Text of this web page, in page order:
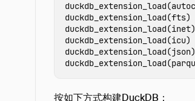
duckdb_extension_load(
duckdb_extension_load(fts)
duckdb_extension_load(inet)
duckdb_extension_load(icu)
duckdb_extension_load(json)
duckdb_extension_load(
按如下方式构建DuckDB：